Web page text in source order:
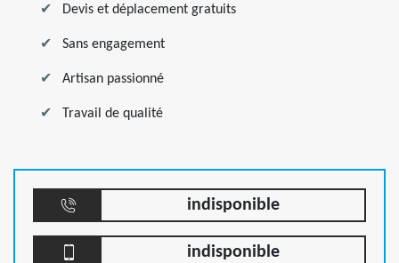
Devis et déplacement gratuits
Sans engagement
Artisan passionné
Travail de qualité
indisponible
indisponible